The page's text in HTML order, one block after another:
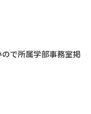
で所属学部事務室掲